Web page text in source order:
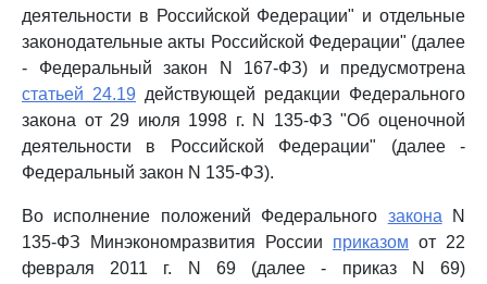
деятельности в Российской Федерации" и отдельные
законодательные акты Российской Федерации" (далее
- Федеральный закон N 167-ФЗ) и предусмотрена
статьей 24.19 действующей редакции Федерального
закона от 29 июля 1998 г. N 135-ФЗ "Об оценочной
деятельности в Российской Федерации" (далее -
Федеральный закон N 135-ФЗ).
Во исполнение положений Федерального закона N
135-ФЗ Минэкономразвития России приказом от 22
февраля 2011 г. N 69 (далее - приказ N 69)